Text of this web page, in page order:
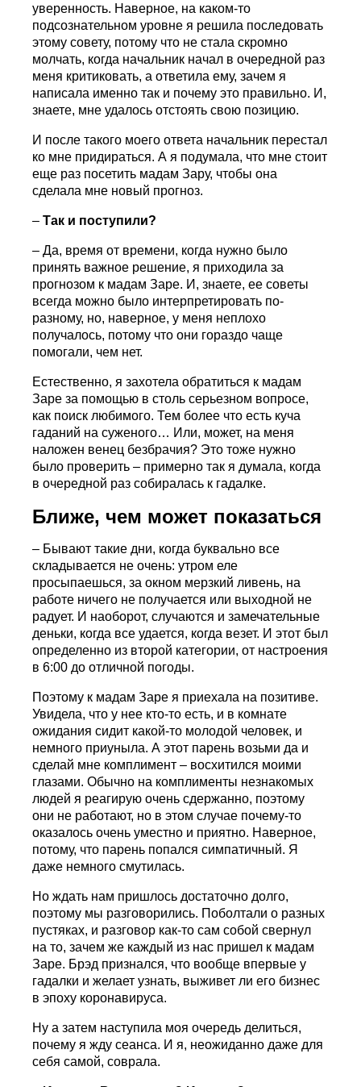
уверенность. Наверное, на каком-то
подсознательном уровне я решила последовать
этому совету, потому что не стала скромно
молчать, когда начальник начал в очередной раз
меня критиковать, а ответила ему, зачем я
написала именно так и почему это правильно. И,
знаете, мне удалось отстоять свою позицию.
И после такого моего ответа начальник перестал
ко мне придираться. А я подумала, что мне стоит
еще раз посетить мадам Зару, чтобы она
сделала мне новый прогноз.
–Так и поступили?
– Да, время от времени, когда нужно было
принять важное решение, я приходила за
прогнозом к мадам Заре. И, знаете, ее советы
всегда можно было интерпретировать по-
разному, но, наверное, у меня неплохо
получалось, потому что они гораздо чаще
помогали, чем нет.
Естественно, я захотела обратиться к мадам
Заре за помощью в столь серьезном вопросе,
как поиск любимого. Тем более что есть куча
гаданий на суженого… Или, может, на меня
наложен венец безбрачия? Это тоже нужно
было проверить – примерно так я думала, когда
в очередной раз собиралась к гадалке.
Ближе, чем может показаться
– Бывают такие дни, когда буквально все
складывается не очень: утром еле
просыпаешься, за окном мерзкий ливень, на
работе ничего не получается или выходной не
радует. И наоборот, случаются и замечательные
деньки, когда все удается, когда везет. И этот был
определенно из второй категории, от настроения
в 6:00 до отличной погоды.
Поэтому к мадам Заре я приехала на позитиве.
Увидела, что у нее кто-то есть, и в комнате
ожидания сидит какой-то молодой человек, и
немного приуныла. А этот парень возьми да и
сделай мне комплимент – восхитился моими
глазами. Обычно на комплименты незнакомых
людей я реагирую очень сдержанно, поэтому
они не работают, но в этом случае почему-то
оказалось очень уместно и приятно. Наверное,
потому, что парень попался симпатичный. Я
даже немного смутилась.
Но ждать нам пришлось достаточно долго,
поэтому мы разговорились. Поболтали о разных
пустяках, и разговор как-то сам собой свернул
на то, зачем же каждый из нас пришел к мадам
Заре. Брэд признался, что вообще впервые у
гадалки и желает узнать, выживет ли его бизнес
в эпоху коронавируса.
Ну а затем наступила моя очередь делиться,
почему я жду сеанса. И я, неожиданно даже для
себя самой, соврала.